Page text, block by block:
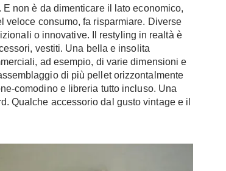
non è da dimenticare il lato economico,
veloce consumo, fa risparmiare. Diverse
o innovative. Il restyling in realtà è
vestiti. Una bella e insolita
ad esempio, di varie dimensioni e
di più pellet orizzontalmente
comodino e libreria tutto incluso. Una
Qualche accessorio dal gusto vintage e il